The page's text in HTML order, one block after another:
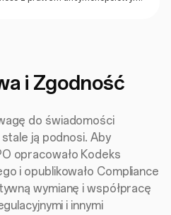
i Zgodność
do świadomości
ją podnosi. Aby
opracowało Kodeks
i opublikowało Compliance
wymianę i współpracę
i innymi